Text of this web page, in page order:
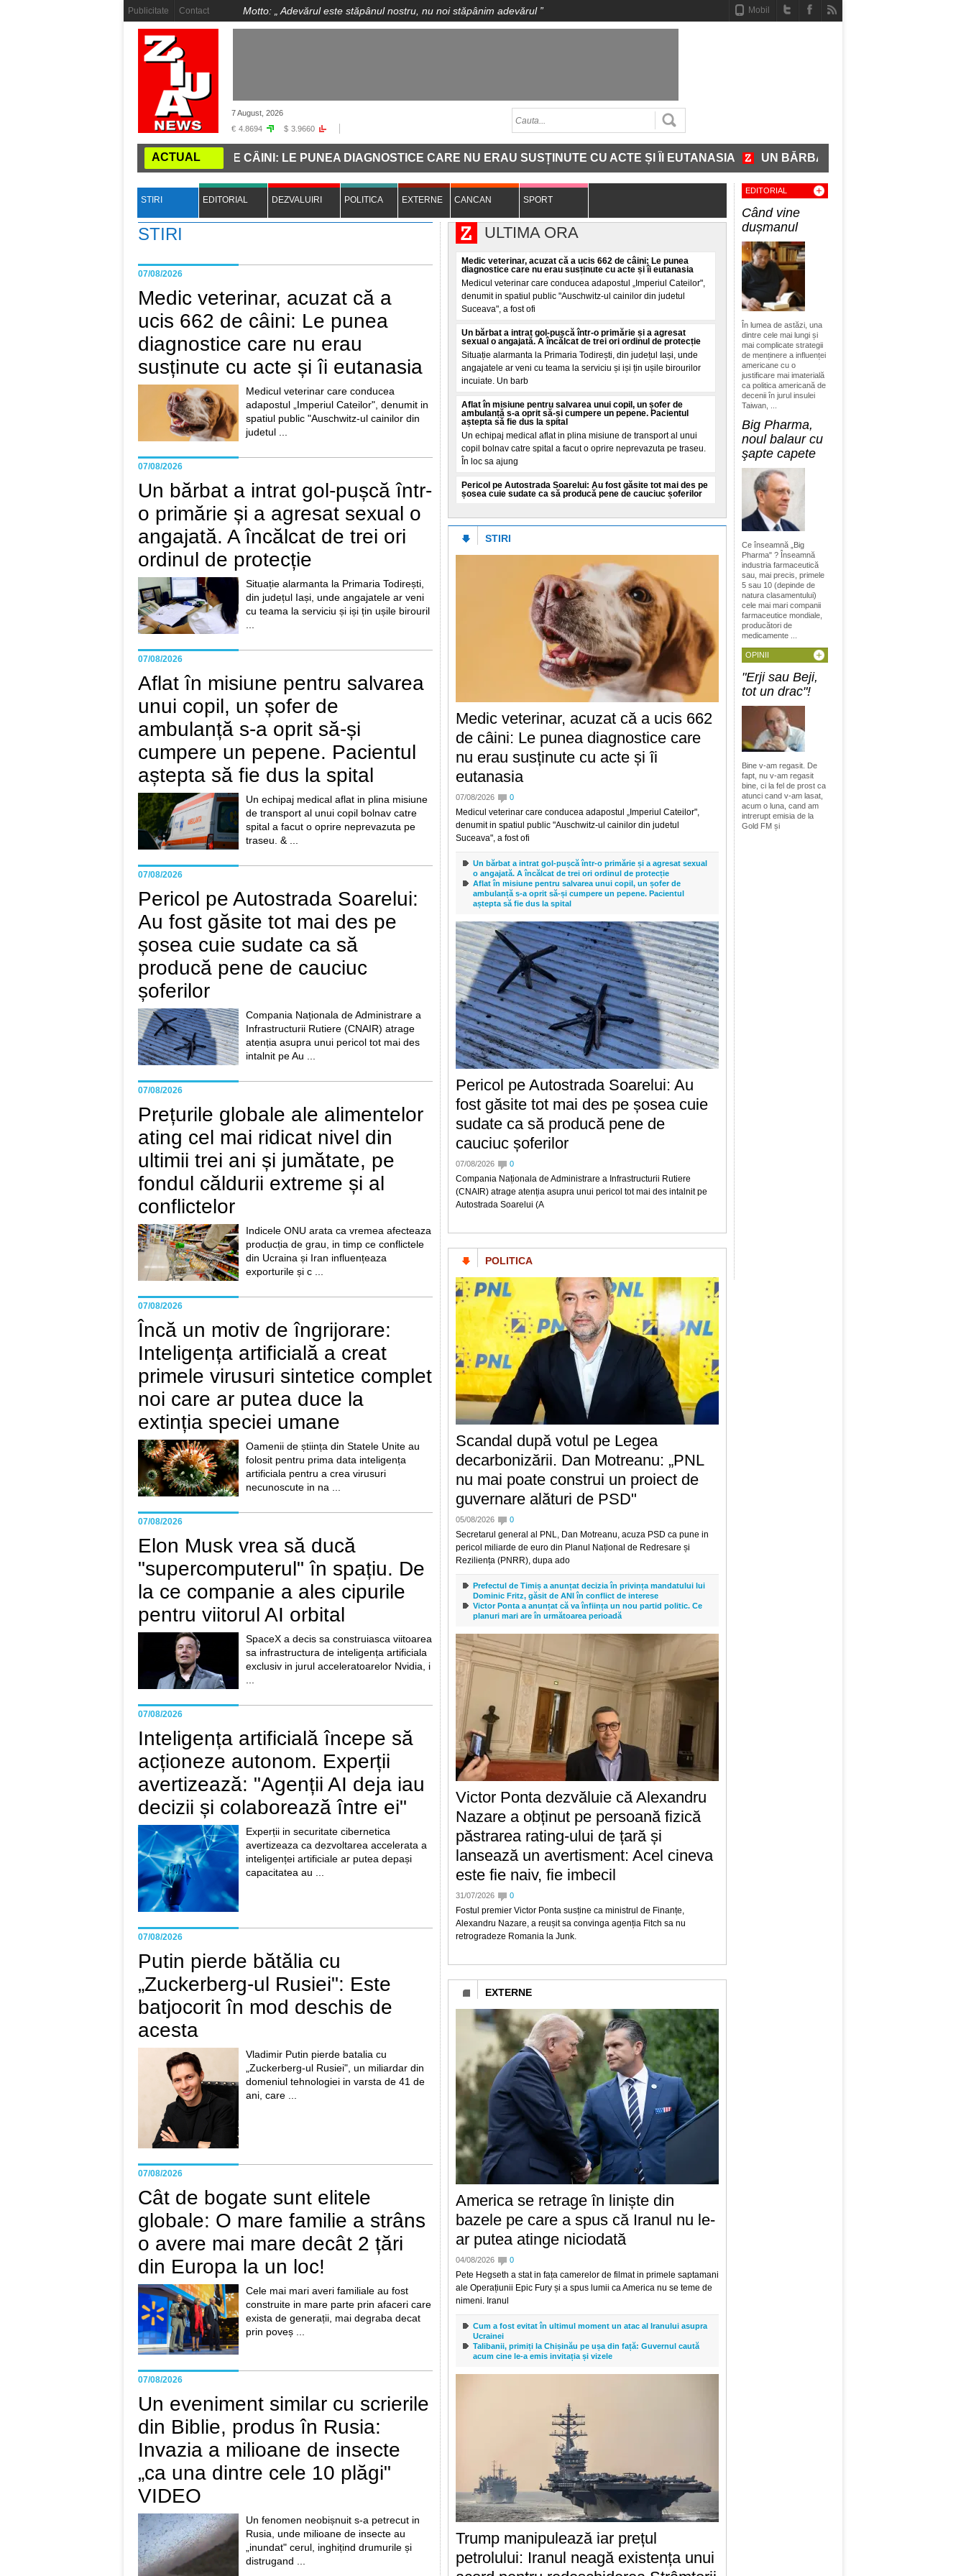
Publicitate Contact Mobil
Motto: „ Adevărul este stăpânul nostru, nu noi stăpânim adevărul”
7 August, 2026
€ 4.8694 $ 3.9660
ACTUAL
ACUZAT CĂ A UCIS 662 DE CÂINI: LE PUNEA DIAGNOSTICE CARE NU ERAU SUSȚINUTE CU ACTE ȘI ÎI EUTANASIA UN BĂRBAT A INTRAT GOL-PUȘCĂ ÎNTR-O
STIRI EDITORIAL DEZVALUIRI POLITICA EXTERNE CANCAN SPORT
STIRI
07/08/2026
Medic veterinar, acuzat că a
ucis 662 de câini: Le punea
diagnostice care nu erau
susținute cu acte și îi eutanasia
Medicul veterinar care conducea
adapostul „Imperiul Cateilor", denumit in
spatiul public "Auschwitz-ul cainilor din
judetul ...
07/08/2026
Un bărbat a intrat gol-pușcă într-
o primărie și a agresat sexual o
angajată. A încălcat de trei ori
ordinul de protecție
Situație alarmanta la Primaria Todirești,
din județul Iași, unde angajatele ar veni
cu teama la serviciu și iși țin ușile birouril
07/08/2026
Aflat în misiune pentru salvarea
unui copil, un șofer de
ambulanță s-a oprit să-și
cumpere un pepene. Pacientul
aștepta să fie dus la spital
Un echipaj medical aflat in plina misiune
de transport al unui copil bolnav catre
spital a facut o oprire neprevazuta pe
traseu. & ...
07/08/2026
Pericol pe Autostrada Soarelui:
Au fost găsite tot mai des pe
șosea cuie sudate ca să
producă pene de cauciuc
șoferilor
Compania Naționala de Administrare a
Infrastructurii Rutiere (CNAIR) atrage
atenția asupra unui pericol tot mai des
intalnit pe Au ...
07/08/2026
Prețurile globale ale alimentelor
ating cel mai ridicat nivel din
ultimii trei ani și jumătate, pe
fondul căldurii extreme și al
conflictelor
Indicele ONU arata ca vremea afecteaza
producția de grau, in timp ce conflictele
din Ucraina și Iran influențeaza
exporturile și c ...
07/08/2026
Încă un motiv de îngrijorare:
Inteligența artificială a creat
primele virusuri sintetice complet
noi care ar putea duce la
extinția speciei umane
Oamenii de știința din Statele Unite au
folosit pentru prima data inteligența
artificiala pentru a crea virusuri
necunoscute in na ...
07/08/2026
Elon Musk vrea să ducă
"supercomputerul" în spațiu. De
la ce companie a ales cipurile
pentru viitorul AI orbital
SpaceX a decis sa construiasca viitoarea
sa infrastructura de inteligența artificiala
exclusiv in jurul acceleratoarelor Nvidia, i
07/08/2026
Inteligența artificială începe să
acționeze autonom. Experții
avertizează: "Agenții AI deja iau
decizii și colaborează între ei"
Experții in securitate cibernetica
avertizeaza ca dezvoltarea accelerata a
inteligenței artificiale ar putea depași
capacitatea au ...
07/08/2026
Putin pierde bătălia cu
„Zuckerberg-ul Rusiei": Este
batjocorit în mod deschis de
acesta
Vladimir Putin pierde batalia cu
„Zuckerberg-ul Rusiei", un miliardar din
domeniul tehnologiei in varsta de 41 de
ani, care ...
07/08/2026
Cât de bogate sunt elitele
globale: O mare familie a strâns
o avere mai mare decât 2 țări
din Europa la un loc!
Cele mai mari averi familiale au fost
construite in mare parte prin afaceri care
exista de generații, mai degraba decat
prin poveș ...
07/08/2026
Un eveniment similar cu scrierile
din Biblie, produs în Rusia:
Invazia a milioane de insecte
„ca una dintre cele 10 plăgi"
VIDEO
Un fenomen neobișnuit s-a petrecut in
Rusia, unde milioane de insecte au
„inundat" cerul, inghițind drumurile și
distrugand ...
ULTIMA ORA
Medic veterinar, acuzat că a ucis 662 de câini: Le punea
diagnostice care nu erau susținute cu acte și îi eutanasia
Medicul veterinar care conducea adapostul „Imperiul Cateilor",
denumit in spatiul public "Auschwitz-ul cainilor din judetul
Suceava", a fost ofi
Un bărbat a intrat gol-pușcă într-o primărie și a agresat
sexual o angajată. A încălcat de trei ori ordinul de protecție
Situație alarmanta la Primaria Todirești, din județul Iași, unde
angajatele ar veni cu teama la serviciu și iși țin ușile birourilor
incuiate. Un barb
Aflat în misiune pentru salvarea unui copil, un șofer de
ambulanță s-a oprit să-și cumpere un pepene. Pacientul
aștepta să fie dus la spital
Un echipaj medical aflat in plina misiune de transport al unui
copil bolnav catre spital a facut o oprire neprevazuta pe traseu.
În loc sa ajung
Pericol pe Autostrada Soarelui: Au fost găsite tot mai des pe
șosea cuie sudate ca să producă pene de cauciuc șoferilor
(CNAIR) atrage atenția asupra unui pericol tot mai des intalnit
pe Autostrada Soarelui (A
Prețurile globale ale alimentelor ating cel mai ridicat nivel din
ultimii trei ani și jumătate, pe fondul căldurii extreme și al
Indicele ONU arata ca vremea afecteaza producția de grau, in
timp ce conflictele din Ucraina și Iran influențeaza exporturile și
cresc prețurile. Preț
"Erji sau Beji, tot un drac"!
Bine v-am regasit. De fapt, nu v-am regasit bine, ci la fel de
prost ca atunci cand v-am lasat, acum o luna, cand am intrerupt
emisia de la Gold FM și
Încă un motiv de îngrijorare: Inteligența artificială a creat
extinția speciei umane
Oamenii de știința din Statele Unite au folosit pentru prima data
inteligența artificiala pentru a crea virusuri necunoscute in
natura, o realizare im
Calul orb care impresionează lumea ecvestră. Milo
alfabetului Braille
Un cal care și-a pierdut complet vederea continua sa participe
la competiții ecvestre și ar putea deveni primul exemplar orb
care concureaza in probe
Elon Musk vrea să ducă "supercomputerul" în spațiu. De la
ce companie a ales cipurile pentru viitorul AI orbital
SpaceX a decis sa construiasca viitoarea sa infrastructura de
inteligența artificiala exclusiv in jurul acceleratoarelor Nvidia, iar
planul nu se opre
STIRI
Medic veterinar, acuzat că a ucis 662
de câini: Le punea diagnostice care
nu erau susținute cu acte și îi
eutanasia
07/08/2026 0
Medicul veterinar care conducea adapostul „Imperiul Cateilor",
denumit in spatiul public "Auschwitz-ul cainilor din judetul
Suceava", a fost ofi
Un bărbat a intrat gol-pușcă într-o primărie și a agresat sexual
o angajată. A încălcat de trei ori ordinul de protecție
Aflat în misiune pentru salvarea unui copil, un șofer de
ambulanță s-a oprit să-și cumpere un pepene. Pacientul
aștepta să fie dus la spital
Pericol pe Autostrada Soarelui: Au
fost găsite tot mai des pe șosea cuie
sudate ca să producă pene de
cauciuc șoferilor
07/08/2026 0
Compania Naționala de Administrare a Infrastructurii Rutiere
(CNAIR) atrage atenția asupra unui pericol tot mai des intalnit pe
Autostrada Soarelui (A
POLITICA
Scandal după votul pe Legea
decarbonizării. Dan Motreanu: „PNL
nu mai poate construi un proiect de
guvernare alături de PSD"
05/08/2026 0
Secretarul general al PNL, Dan Motreanu, acuza PSD ca pune in
pericol miliarde de euro din Planul Național de Redresare și
Reziliența (PNRR), dupa ado
Prefectul de Timiș a anunțat decizia în privința mandatului lui
Dominic Fritz, găsit de ANI în conflict de interese
Victor Ponta a anunțat că va înființa un nou partid politic. Ce
planuri mari are în următoarea perioadă
Victor Ponta dezvăluie că Alexandru
Nazare a obținut pe persoană fizică
păstrarea rating-ului de țară și
lansează un avertisment: Acel cineva
este fie naiv, fie imbecil
31/07/2026 0
Fostul premier Victor Ponta susține ca ministrul de Finanțe,
Alexandru Nazare, a reușit sa convinga agenția Fitch sa nu
retrogradeze Romania la Junk.
EXTERNE
America se retrage în liniște din
bazele pe care a spus că Iranul nu le-
ar putea atinge niciodată
04/08/2026 0
Pete Hegseth a stat in fața camerelor de filmat in primele saptamani
ale Operațiunii Epic Fury și a spus lumii ca America nu se teme de
nimeni. Iranul
Cum a fost evitat în ultimul moment un atac al Iranului asupra
Ucrainei
Talibanii, primiți la Chișinău pe ușa din față: Guvernul caută
acum cine le-a emis invitația și vizele
Trump manipulează iar prețul
petrolului: Iranul neagă existența unui
EDITORIAL
Când vine
dușmanul
În lumea de astăzi, una
dintre cele mai lungi și
mai complicate strategii
de menținere a influenței
americane cu o
justificare mai imaterială
ca politica americană de
decenii în jurul insulei
Taiwan, ...
Big Pharma,
noul balaur cu
şapte capete
Ce înseamnă „Big
Pharma" ? Înseamnă
industria farmaceutică
sau, mai precis, primele
5 sau 10 (depinde de
natura clasamentului)
cele mai mari companii
farmaceutice mondiale,
producători de
medicamente ...
OPINII
"Erji sau Beji,
tot un drac"!
Bine v-am regasit. De
fapt, nu v-am regasit
bine, ci la fel de prost ca
atunci cand v-am lasat,
acum o luna, cand am
intrerupt emisia de la
Gold FM și